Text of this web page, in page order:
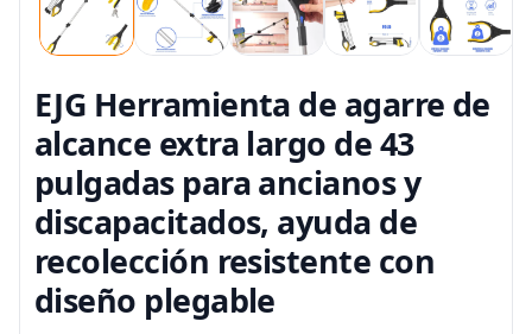
EJG Herramienta de agarre de
alcance extra largo de 43
pulgadas para ancianos y
discapacitados, ayuda de
recolección resistente con
diseño plegable